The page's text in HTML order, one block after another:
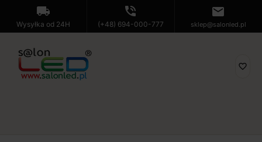
local_shipping
Wysyłka od 24H
phone_in_talk
(+48) 694-000-777
mail
sklep@salonled.pl
favorite_border